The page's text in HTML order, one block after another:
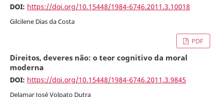
DOI: https://doi.org/10.15448/1984-6746.2011.3.10018
Gilcilene Dias da Costa
PDF
Direitos, deveres não: o teor cognitivo da moral
moderna
DOI: https://doi.org/10.15448/1984-6746.2011.3.9845
Delamar José Volpato Dutra